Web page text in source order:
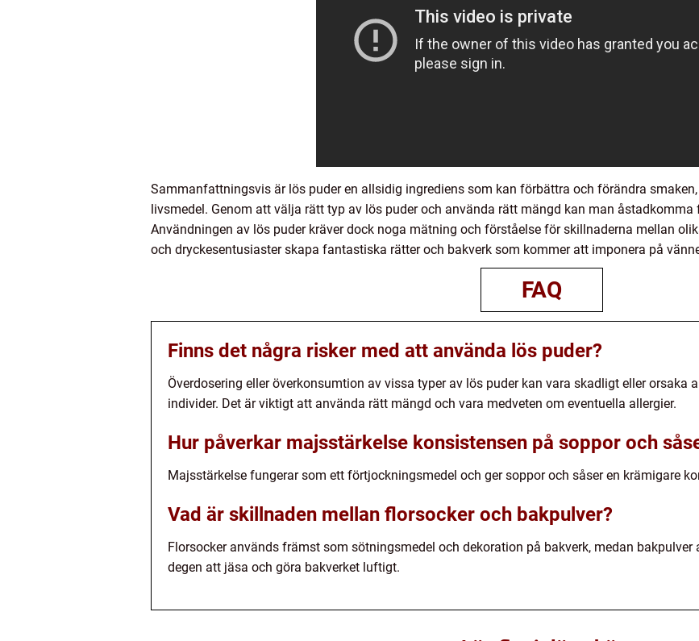
Sammanfattningsvis är lös puder en allsidig ingrediens som kan förbättra och förändra
livsmedel. Genom att välja rätt typ av lös puder och använda rätt mängd kan man
Användningen av lös puder kräver dock noga mätning och förståelse för skillnaderna mellan
och dryckesentusiaster skapa fantastiska rätter och bakverk som kommer att imponera på
FAQ
Finns det några risker med att använda lös puder?
Överdosering eller överkonsumtion av vissa typer av lös puder kan vara skadligt eller orsaka
individer. Det är viktigt att använda rätt mängd och vara medveten om eventuella allergier.
Hur påverkar majsstärkelse konsistensen på soppor och
Majsstärkelse fungerar som ett förtjockningsmedel och ger soppor och såser en krämigare
Vad är skillnaden mellan florsocker och bakpulver?
Florsocker används främst som sötningsmedel och dekoration på bakverk, medan
degen att jäsa och göra bakverket luftigt.